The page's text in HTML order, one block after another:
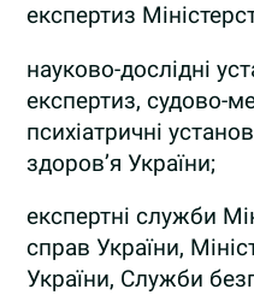
експертиз
науково-дослідні
експертиз, судово-
психіатричні
здоров’я України;
експертні служби
справ України,
України, Служби